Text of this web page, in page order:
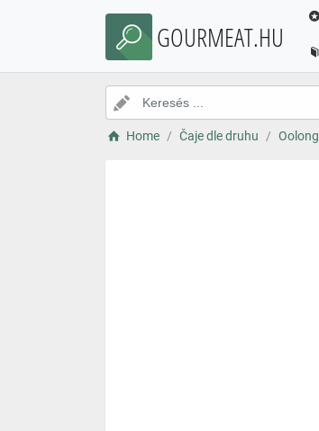
GOURMEAT.HU
Home Čaje dle druhu Oolong